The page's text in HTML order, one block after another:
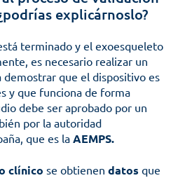
explicárnoslo?
terminado y el exoesqueleto
es necesario realizar un
demostrar que el dispositivo es
y que funciona de forma
debe ser aprobado por un
por la autoridad
que es la AEMPS.
clínico se obtienen datos que